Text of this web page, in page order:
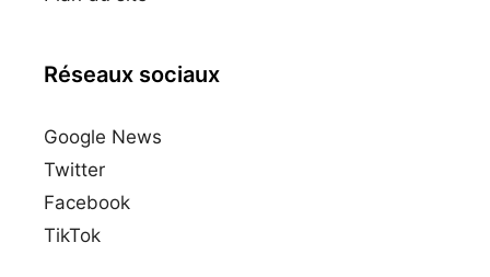
Réseaux sociaux
Google News
Twitter
Facebook
TikTok